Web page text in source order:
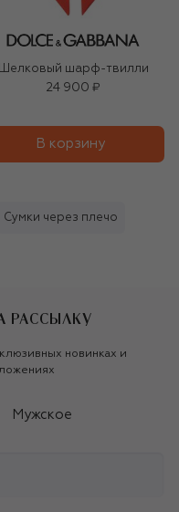
Шелковый шарф-твилли
24 900 ₽
В корзину
Сумки через плечо
РАССЫЛКУ
новинках и
Мужское